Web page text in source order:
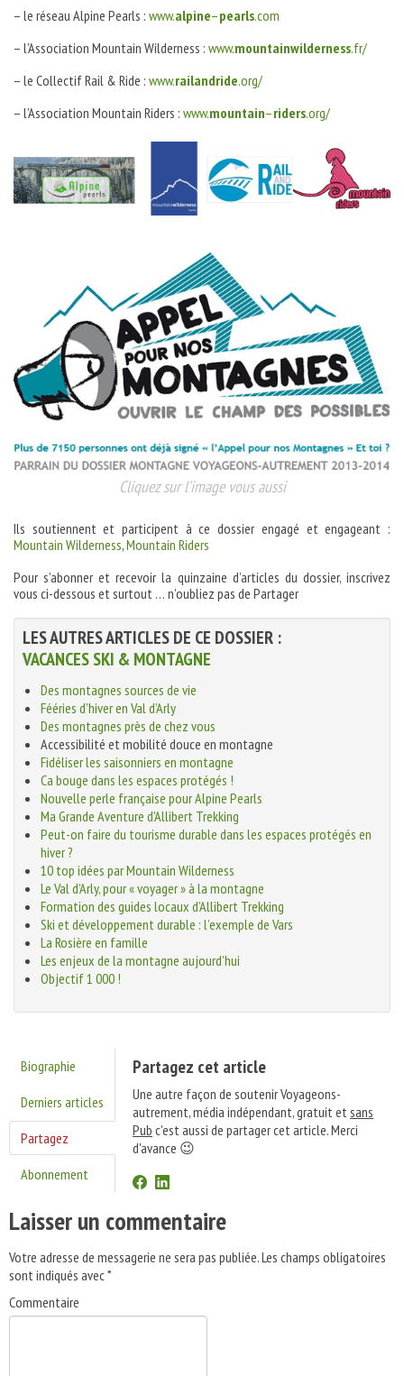
– le réseau Alpine Pearls : www.alpine–pearls.com
– l’Association Mountain Wilderness : www.mountainwilderness.fr/
– le Collectif Rail & Ride : www.railandride.org/
– l’Association Mountain Riders : www.mountain–riders.org/
Cliquez sur l’image vous aussi
Ils soutiennent et participent à ce dossier engagé et engageant :
Mountain Wilderness,Mountain Riders
Pour s’abonner et recevoir la quinzaine d’articles du dossier, inscrivez
vous ci-dessous et surtout … n’oubliez pas de Partager
LES AUTRES ARTICLES DE CE DOSSIER :
VACANCES SKI & MONTAGNE
Des montagnes sources de vie
Fééries d’hiver en Val d’Arly
Des montagnes près de chez vous
Accessibilité et mobilité douce en montagne
Fidéliser les saisonniers en montagne
Ca bouge dans les espaces protégés !
Nouvelle perle française pour Alpine Pearls
Ma Grande Aventure d'Allibert Trekking
Peut-on faire du tourisme durable dans les espaces protégés en
hiver ?
10 top idées par Mountain Wilderness
Le Val d’Arly, pour « voyager » à la montagne
Formation des guides locaux d’Allibert Trekking
Ski et développement durable : l’exemple de Vars
La Rosière en famille
Les enjeux de la montagne aujourd’hui
Objectif 1 000 !
Biographie
Derniers articles
Partagez
Abonnement
Partagez cet article
Une autre façon de soutenir Voyageons-
autrement, média indépendant, gratuit etsans
Pub c'est aussi de partager cet article. Merci
d'avance 😉
Laisser un commentaire
Votre adresse de messagerie ne sera pas publiée.Les champs obligatoires
sont indiqués avec*
Commentaire